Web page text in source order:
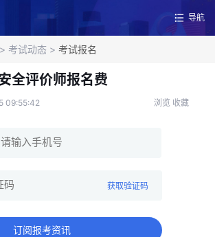
导航
> 考试动态 > 考试报名
全评价师报名费
09:55:42 浏览 收藏
获取验证码
订阅报考资讯